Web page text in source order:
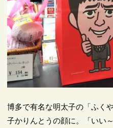
博多で有名な明太子の「ふく
子かりんとうの顔に。「いい